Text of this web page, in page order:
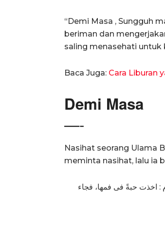
“Demi Masa , Sungguh
beriman dan
saling menasehati untuk
Baca Juga: Cara Liburan
Demi Masa
—-
Nasihat seorang Ulama
meminta nasihat, lalu ia
: اخذت حبةً فى فمها، فجاء